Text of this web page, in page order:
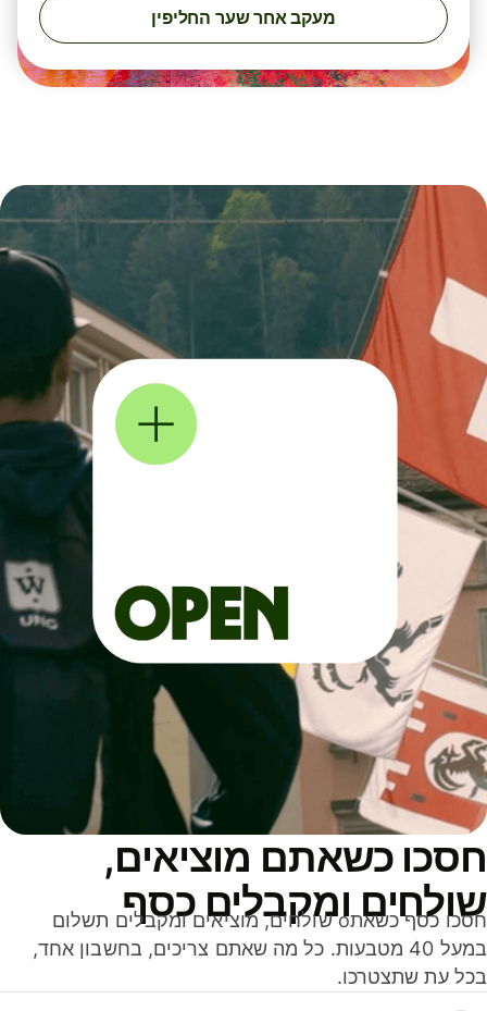
מעקב אחר שער החליפין
כשאתם מוציאים,
ומקבלים כסף
חסכו כסף כשאתo שולחים, מוציאים ומקבלים תשלום
במעל 40 מטבעות. כל מה שאתם צריכים, בחשבון אחד,
עת שתצטרכו.